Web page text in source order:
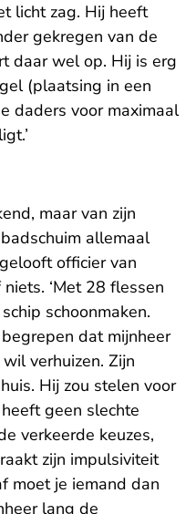
licht zag. Hij heeft
gekregen van de
daar wel op. Hij is erg
(plaatsing in een
daders voor maximaal
maar van zijn
allemaal
officier van
‘Met 28 flessen
schoonmaken.
dat mijnheer
verhuizen. Zijn
Hij zou stelen voor
geen slechte
verkeerde keuzes,
zijn impulsiviteit
moet je iemand dan
lang de